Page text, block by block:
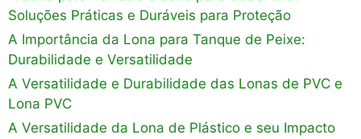
Soluções Práticas e Duráveis para Proteção
A Importância da Lona para Tanque de Peixe:
Durabilidade e Versatilidade
A Versatilidade e Durabilidade das Lonas de PVC e
Lona PVC
A Versatilidade da Lona de Plástico e seu Impacto